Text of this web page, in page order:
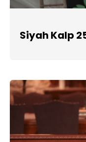
Siyah Kalp